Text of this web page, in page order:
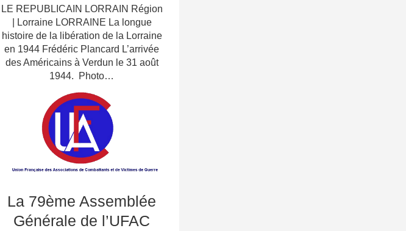
LE REPUBLICAIN LORRAIN Région
| Lorraine LORRAINE La longue
histoire de la libération de la Lorraine
en 1944 Frédéric Plancard L’arrivée
des Américains à Verdun le 31 août
1944. Photo…
La 79ème Assemblée
Générale de l’UFAC